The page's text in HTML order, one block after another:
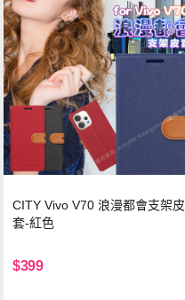
CITY Vivo V70 浪漫都會支架皮
套-紅色
$399